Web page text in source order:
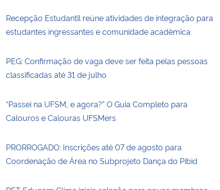
Recepção Estudantil reúne atividades de integração para
estudantes ingressantes e comunidade acadêmica
PEG: Confirmação de vaga deve ser feita pelas pessoas
classificadas até 31 de julho
“Passei na UFSM, e agora?” O Guia Completo para
Calouros e Calouras UFSMers
PRORROGADO: Inscrições até 07 de agosto para
Coordenação de Área no Subprojeto Dança do Pibid